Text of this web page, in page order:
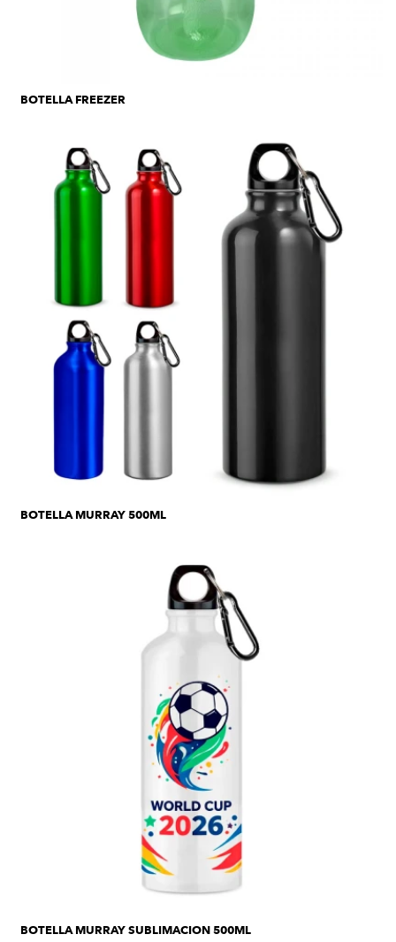
BOTELLA FREEZER
BOTELLA MURRAY 500ML
BOTELLA MURRAY SUBLIMACION 500ML